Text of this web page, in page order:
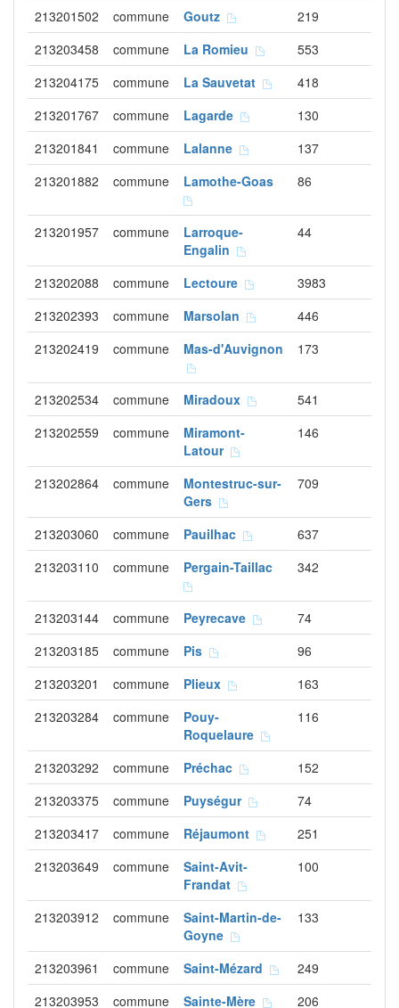
213201502
commune Goutz
219
213203458
commune La Romieu
553
213204175
commune La Sauvetat
418
213201767
commune Lagarde
130
213201841
commune Lalanne
137
213201882
commune Lamothe-Goas 86
213201957 commune
Larroque-
Engalin
44
213202088 commune Lectoure
3983
213202393
commune Marsolan
446
213202419
commune Mas-d'Auvignon 173
213202534 commune Miradoux
541
213202559
commune
Miramont-
Latour
146
213202864 commune
Montestruc-sur-
Gers
709
213203060 commune Pauilhac
637
213203110
commune Pergain-Taillac 342
213203144 commune Peyrecave
74
213203185
commune Pis
96
213203201
commune Plieux
163
213203284
commune
Pouy-
Roquelaure
116
213203292 commune Préchac
152
213203375
commune Puységur
74
213203417
commune Réjaumont
251
213203649
commune
Saint-Avit-
Frandat
100
213203912 commune
Saint-Martin-de-
Goyne
133
213203961 commune Saint-Mézard
249
213203953
commune Sainte-Mère 206